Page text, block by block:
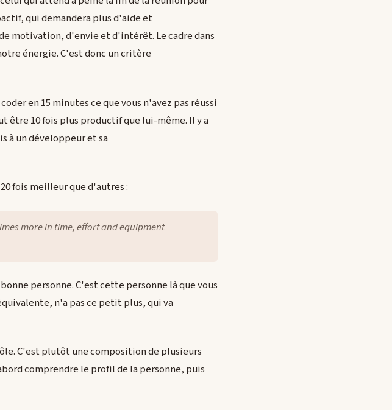
qui demandera plus d'aide et
motivation, d'envie et d'intérêt. Le cadre dans
énergie. C'est donc un critère
en 15 minutes ce que vous n'avez pas réussi
être 10 fois plus productif que lui-même. Il y a
à un développeur et sa
fois meilleur que d'autres :
more in time, effort and equipment
personne. C'est cette personne là que vous
n'a pas ce petit plus, qui va
C'est plutôt une composition de plusieurs
comprendre le profil de la personne, puis